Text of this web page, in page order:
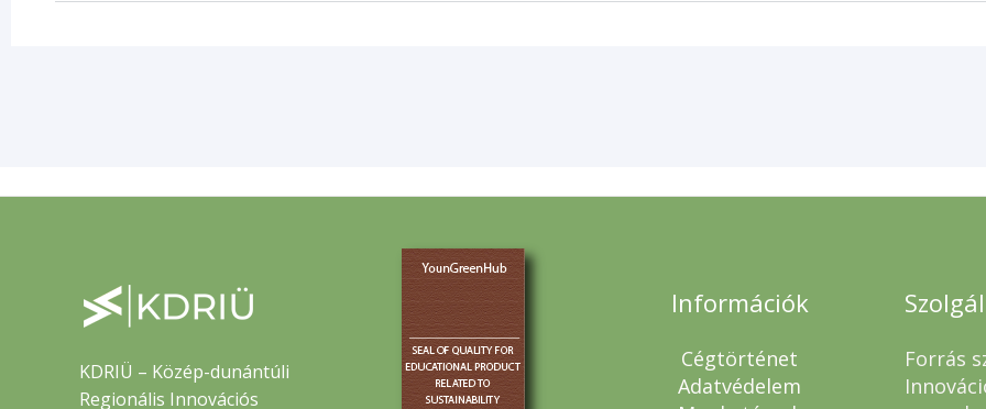
KDRIÜ – Közép-dunántúli
Regionális Innovációs
Információk
Cégtörténet
Adatvédelem
Forrás